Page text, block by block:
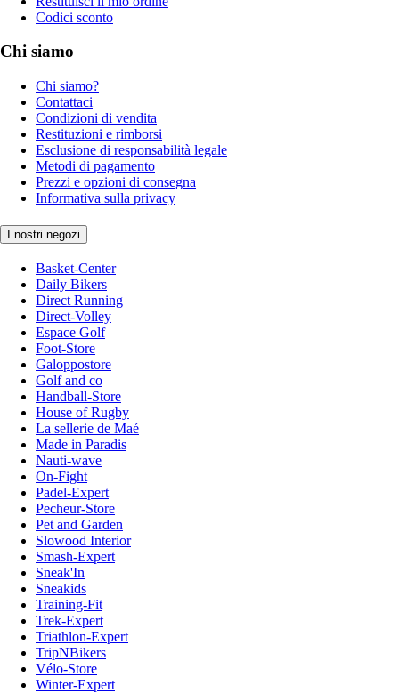
Codici sconto
Chi siamo
Chi siamo?
Contattaci
Condizioni di vendita
Restituzioni e rimborsi
Esclusione di responsabilità legale
Metodi di pagamento
Prezzi e opzioni di consegna
Informativa sulla privacy
I nostri negozi
Basket-Center
Daily Bikers
Direct Running
Direct-Volley
Espace Golf
Foot-Store
Galoppostore
Golf and co
Handball-Store
House of Rugby
La sellerie de Maé
Made in Paradis
Nauti-wave
On-Fight
Padel-Expert
Pecheur-Store
Pet and Garden
Slowood Interior
Smash-Expert
Sneak'In
Sneakids
Training-Fit
Trek-Expert
Triathlon-Expert
TripNBikers
Vélo-Store
Winter-Expert